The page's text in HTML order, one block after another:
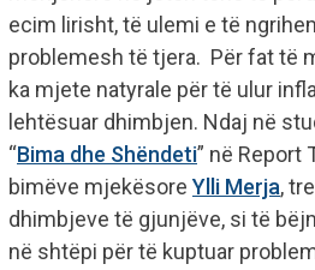
ecim lirisht, të ulemi e të
problemesh të tjera. Për fat të
ka mjete natyrale për të ulur
lehtësuar dhimbjen. Ndaj në
“Bima dhe Shëndeti” në Report
bimëve mjekësore Ylli Merja,
dhimbjeve të gjunjëve, si të
në shtëpi për të kuptuar